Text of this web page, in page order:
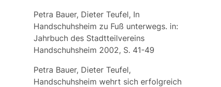
Petra Bauer, Dieter Teufel, In
Handschuhsheim zu Fuß unterwegs. in:
Jahrbuch des Stadtteilvereins
Handschuhsheim 2002, S. 41-49
Petra Bauer, Dieter Teufel,
Handschuhsheim wehrt sich erfolgreich